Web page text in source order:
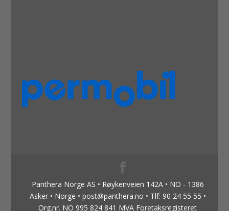
Panthera Norge AS • Røykenveien 142A • NO - 1386
Asker • Norge • post@panthera.no • Tlf: 90 24 55 55 •
Org.nr. NO 995 824 841 MVA Foretaksregisteret